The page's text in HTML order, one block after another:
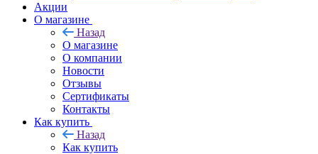
Акции
О магазине
Назад
О магазине
О компании
Новости
Отзывы
Сертификаты
Контакты
Как купить
Назад
Как купить